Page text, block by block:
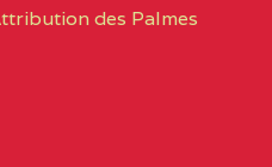
PRIVE
des Palmes